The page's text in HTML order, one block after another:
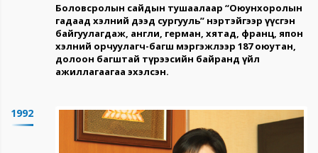
Боловсролын сайдын тушаалаар “Оюунхоролын
гадаад хэлний дээд сургууль” нэртэйгээр үүсгэн
байгуулагдаж, англи, герман, хятад, франц, япон
хэлний орчуулагч-багш мэргэжлээр 187 оюутан,
долоон багштай түрээсийн байранд үйл
ажиллагаагаа эхэлсэн.
1992